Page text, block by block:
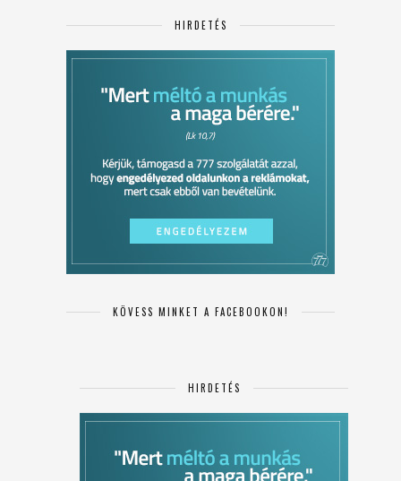
HIRDETÉS
KÖVESS MINKET A FACEBOOKON!
HIRDETÉS